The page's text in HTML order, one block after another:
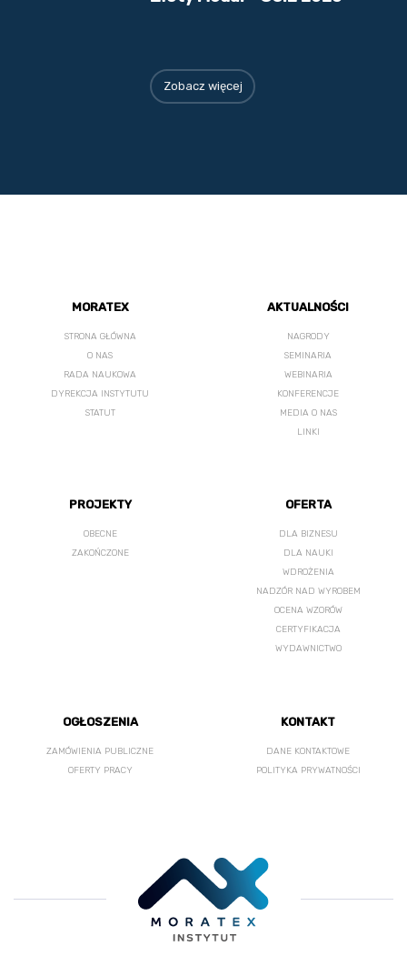
Zobacz więcej
MORATEX
STRONA GŁÓWNA
O NAS
RADA NAUKOWA
DYREKCJA INSTYTUTU
STATUT
AKTUALNOŚCI
NAGRODY
SEMINARIA
WEBINARIA
KONFERENCJE
MEDIA O NAS
LINKI
PROJEKTY
OBECNE
ZAKOŃCZONE
OFERTA
DLA BIZNESU
DLA NAUKI
WDROŻENIA
NADZÓR NAD WYROBEM
OCENA WZORÓW
CERTYFIKACJA
WYDAWNICTWO
OGŁOSZENIA
ZAMÓWIENIA PUBLICZNE
OFERTY PRACY
KONTAKT
DANE KONTAKTOWE
POLITYKA PRYWATNOŚCI